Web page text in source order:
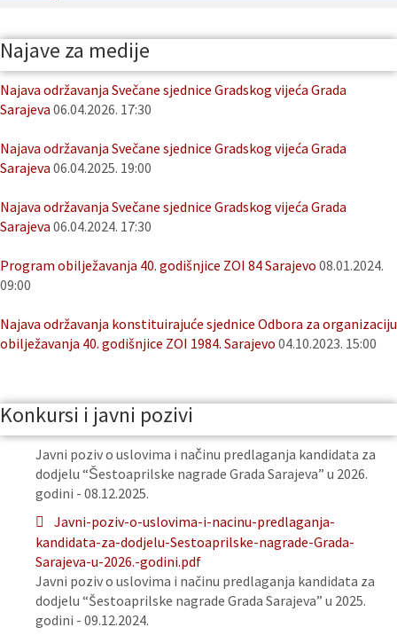
Najave za medije
Najava održavanja Svečane sjednice Gradskog vijeća Grada
Sarajeva 06.04.2026. 17:30
Najava održavanja Svečane sjednice Gradskog vijeća Grada
Sarajeva 06.04.2025. 19:00
Najava održavanja Svečane sjednice Gradskog vijeća Grada
Sarajeva 06.04.2024. 17:30
Program obilježavanja 40. godišnjice ZOI 84 Sarajevo 08.01.2024.
09:00
Najava održavanja konstituirajuće sjednice Odbora za organizaciju
obilježavanja 40. godišnjice ZOI 1984. Sarajevo 04.10.2023. 15:00
Konkursi i javni pozivi
Javni poziv o uslovima i načinu predlaganja kandidata za
dodjelu “Šestoaprilske nagrade Grada Sarajeva” u 2026.
godini - 08.12.2025.
Javni-poziv-o-uslovima-i-nacinu-predlaganja-
kandidata-za-dodjelu-Sestoaprilske-nagrade-Grada-
Sarajeva-u-2026.-godini.pdf
Javni poziv o uslovima i načinu predlaganja kandidata za
dodjelu “Šestoaprilske nagrade Grada Sarajeva” u 2025.
godini - 09.12.2024.